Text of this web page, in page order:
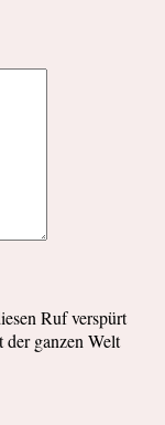
Ruf verspürt
ganzen Welt